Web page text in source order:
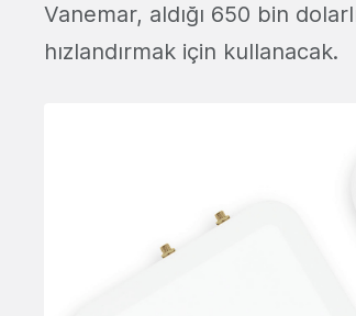
Vanemar, aldığı 650 bin
hızlandırmak için kullanacak.